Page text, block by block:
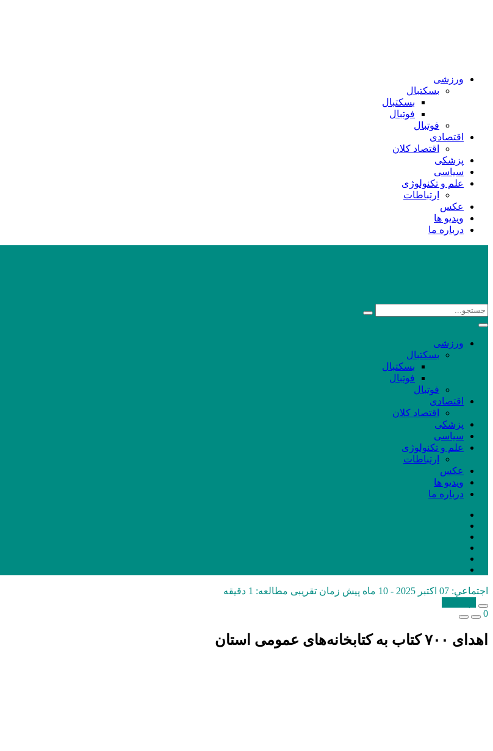
ورزشی
بسکتبال
بسکتبال
فوتبال
فوتبال
اقتصادی
اقتصاد کلان
پزشکی
سیاسی
علم و تکنولوژی
ارتباطات
عکس
ویدیو ها
درباره ما
ورزشی
بسکتبال
بسکتبال
فوتبال
فوتبال
اقتصادی
اقتصاد کلان
پزشکی
سیاسی
علم و تکنولوژی
ارتباطات
عکس
ویدیو ها
درباره ما
اجتماعي: 07 اکتبر 2025 - 10 ماه پیش
زمان تقریبی مطالعه: 1 دقیقه
0
اهدای ۷۰۰ کتاب به کتابخانه‌های عمومی استان